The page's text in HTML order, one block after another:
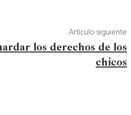
Artículo siguiente
los derechos de los
chicos